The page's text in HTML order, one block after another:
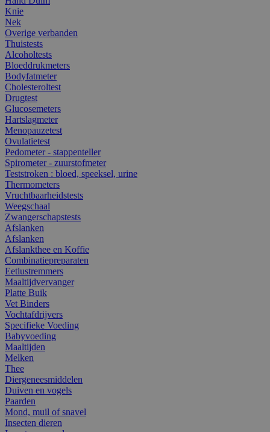
Knie
Nek
Overige verbanden
Thuistests
Alcoholtests
Bloeddrukmeters
Bodyfatmeter
Cholesteroltest
Drugtest
Glucosemeters
Hartslagmeter
Menopauzetest
Ovulatietest
Pedometer - stappenteller
Spirometer - zuurstofmeter
Teststroken : bloed, speeksel, urine
Thermometers
Vruchtbaarheidstests
Weegschaal
Zwangerschapstests
Afslanken
Afslanken
Afslankthee en Koffie
Combinatiepreparaten
Eetlustremmers
Maaltijdvervanger
Platte Buik
Vet Binders
Vochtafdrijvers
Specifieke Voeding
Babyvoeding
Maaltijden
Melken
Thee
Diergeneesmiddelen
Duiven en vogels
Paarden
Mond, muil of snavel
Insecten dieren